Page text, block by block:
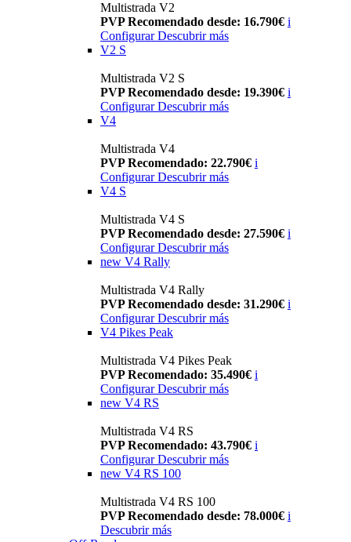
Multistrada V2
PVP Recomendado desde: 16.790€ i
Configurar Descubrir más
V2 S
Multistrada V2 S
PVP Recomendado desde: 19.390€ i
Configurar Descubrir más
V4
Multistrada V4
PVP Recomendado: 22.790€ i
Configurar Descubrir más
V4 S
Multistrada V4 S
PVP Recomendado desde: 27.590€ i
Configurar Descubrir más
new V4 Rally
Multistrada V4 Rally
PVP Recomendado desde: 31.290€ i
Configurar Descubrir más
V4 Pikes Peak
Multistrada V4 Pikes Peak
PVP Recomendado: 35.490€ i
Configurar Descubrir más
new V4 RS
Multistrada V4 RS
PVP Recomendado: 43.790€ i
ConfigurarDescubrir más
new V4 RS 100
Multistrada V4 RS 100
PVP Recomendado desde: 78.000€ i
Descubrir más